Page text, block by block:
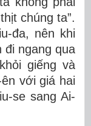
chúng ta”.
đa, nên khi
ngang qua
giếng và
với giá hai
se sang Ai-